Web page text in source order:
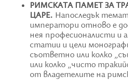
РИМСКАТА ПАМЕТ ЗА
ЦАРЕ. Напоследък
императори отново е
нея професионалисти и
статии и цели
съответно или колко
или колко „чисто
от владетелите на